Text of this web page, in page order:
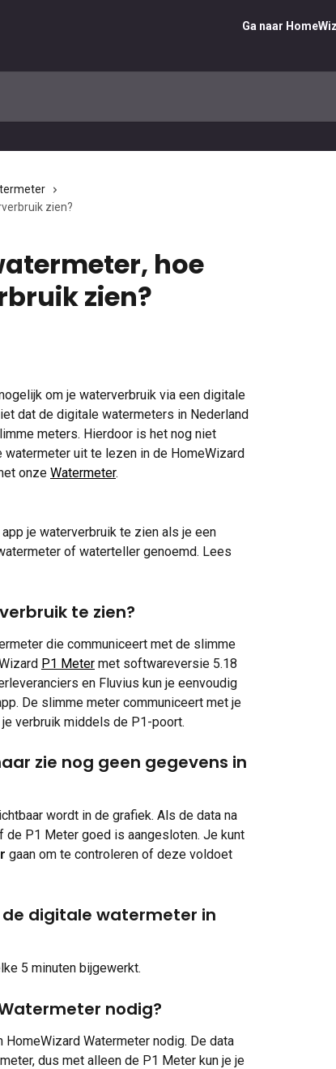
Ga naar
zien?
hoe
zien?
om je waterverbruik via een digitale
dat de digitale watermeters in Nederland
meters. Hierdoor is het nog niet
uit te lezen in de HomeWizard
onze Watermeter.
je waterverbruik te zien als je een
of waterteller genoemd. Lees
te zien?
die communiceert met de slimme
P1 Meter met softwareversie 5.18
en Fluvius kun je eenvoudig
De slimme meter communiceert met je
verbruik middels de P1-poort.
zie nog geen gegevens in
wordt in de grafiek. Als de data na
de P1 Meter goed is aangesloten. Je kunt
gaan om te controleren of deze voldoet
digitale watermeter in
5 minuten bijgewerkt.
nodig?
Watermeter nodig. De data
dus met alleen de P1 Meter kun je je